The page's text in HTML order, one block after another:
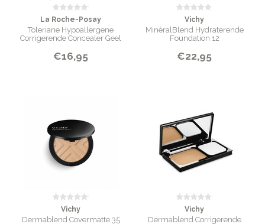
La Roche-Posay
Toleriane Hypoallergene
Corrigerende Concealer Geel
€16,95
Vichy
MinéralBlend Hydraterende
Foundation 12
€22,95
Vichy
Dermablend Covermatte 35
Vichy
Dermablend Corrigerende